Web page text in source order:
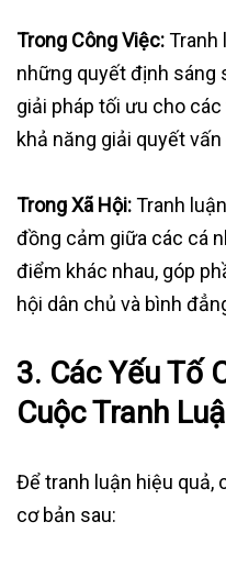
Trong Công Việc:Tranh
những quyết định sáng
giải pháp tối ưu cho
khả năng giải quyết vấn
Trong Xã Hội:Tranh
đồng cảm giữa các cá
điểm khác nhau, góp
hội dân chủ và bình
3. Các Yếu Tố
Cuộc Tranh
Để tranh luận hiệu quả,
cơ bản sau: